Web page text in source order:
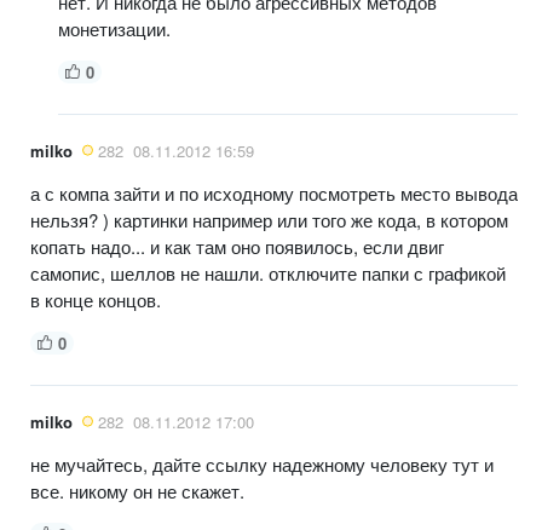
монетизации.
0
milko 282 08.11.2012 16:59
а с компа зайти и по исходному посмотреть место вывода
нельзя? ) картинки например или того же кода, в котором
копать надо... и как там оно появилось, если двиг
самопис, шеллов не нашли. отключите папки с графикой
в конце концов.
0
milko 282 08.11.2012 17:00
не мучайтесь, дайте ссылку надежному человеку тут и
все. никому он не скажет.